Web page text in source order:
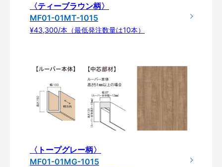
〈ティーブラウン柄〉
MF01-01MT-1015
¥43,300/本（最低発注数量は10本）
〈トープグレー柄〉
MF01-01MG-1015